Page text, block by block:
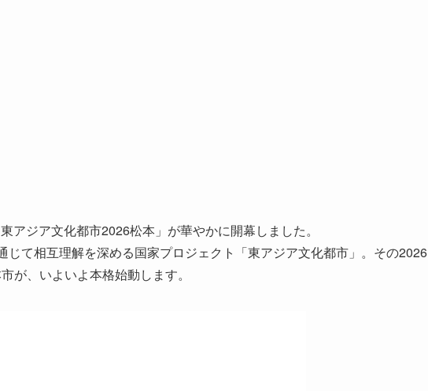
アジア文化都市2026松本」が華やかに開幕しました。
じて相互理解を深める国家プロジェクト「東アジア文化都市」。その2026
が、いよいよ本格始動します。